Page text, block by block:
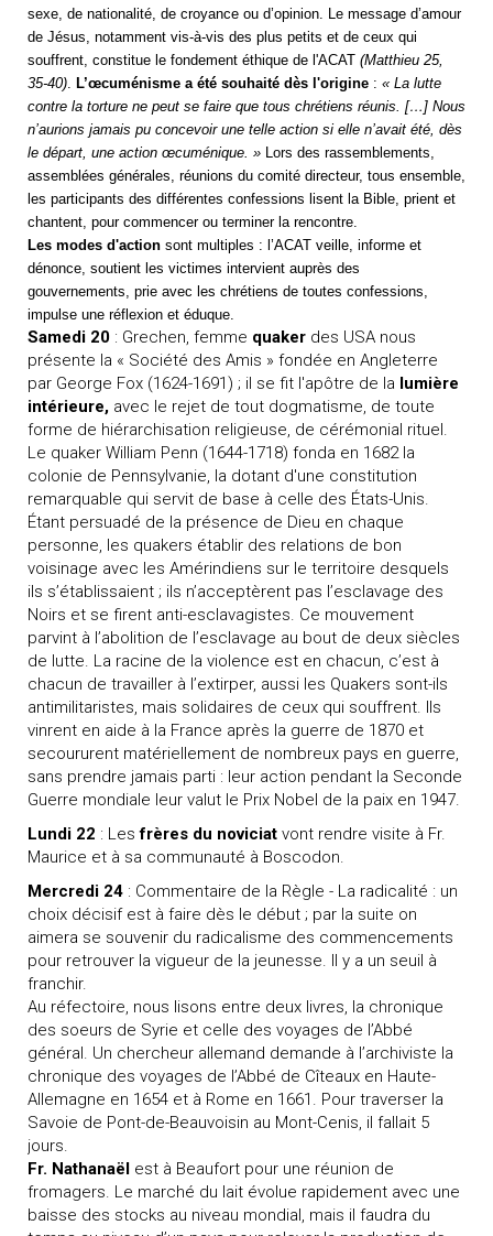
sexe, de nationalité, de croyance ou d’opinion. Le message d’amour
de Jésus, notamment vis-à-vis des plus petits et de ceux qui
souffrent, constitue le fondement éthique de l'ACAT (Matthieu 25,
35-40). L’œcuménisme a été souhaité dès l'origine : « La lutte
contre la torture ne peut se faire que tous chrétiens réunis. […] Nous
n’aurions jamais pu concevoir une telle action si elle n’avait été, dès
le départ, une action œcuménique. » Lors des rassemblements,
assemblées générales, réunions du comité directeur, tous ensemble,
les participants des différentes confessions lisent la Bible, prient et
chantent, pour commencer ou terminer la rencontre.
Les modes d'action sont multiples : l ’ACAT veille, informe et
dénonce, soutient les victimes intervient auprès des
gouvernements, prie avec les chrétiens de toutes confessions,
impulse une réflexion et éduque.
Samedi 20 : Grechen, femme quaker des USA nous
présente la « Société des Amis » fondée en Angleterre
par George Fox (1624-1691) ; il se fit l'apôtre de la lumière
intérieure, avec le rejet de tout dogmatisme, de toute
forme de hiérarchisation religieuse, de cérémonial rituel.
Le quaker William Penn (1644-1718) fonda en 1682 la
colonie de Pennsylvanie, la dotant d'une constitution
remarquable qui servit de base à celle des États-Unis.
Étant persuadé de la présence de Dieu en chaque
personne, les quakers établir des relations de bon
voisinage avec les Amérindiens sur le territoire desquels
ils s’établissaient ; ils n’acceptèrent pas l’esclavage des
Noirs et se firent anti-esclavagistes. Ce mouvement
parvint à l’abolition de l’esclavage au bout de deux siècles
de lutte. La racine de la violence est en chacun, c’est à
chacun de travailler à l’extirper, aussi les Quakers sont-ils
antimilitaristes, mais solidaires de ceux qui souffrent. Ils
vinrent en aide à la France après la guerre de 1870 et
secoururent matériellement de nombreux pays en guerre,
sans prendre jamais parti : leur action pendant la Seconde
Guerre mondiale leur valut le Prix Nobel de la paix en 1947.
Lundi 22 : Lesfrères du noviciat vont rendre visite à Fr.
Maurice et à sa communauté à Boscodon.
Mercredi 24 : Commentaire de la Règle - La radicalité : un
choix décisif est à faire dès le début ; par la suite on
aimera se souvenir du radicalisme des commencements
pour retrouver la vigueur de la jeunesse. Il y a un seuil à
franchir.
Au réfectoire, nous lisons entre deux livres, la chronique
des soeurs de Syrie et celle des voyages de l’Abbé
général. Un chercheur allemand demande à l’archiviste la
chronique des voyages de l’Abbé de Cîteaux en Haute-
Allemagne en 1654 et à Rome en 1661. Pour traverser la
Savoie de Pont-de-Beauvoisin au Mont-Cenis, il fallait 5
jours.
Fr. Nathanaël est à Beaufort pour une réunion de
fromagers. Le marché du lait évolue rapidement avec une
baisse des stocks au niveau mondial, mais il faudra du